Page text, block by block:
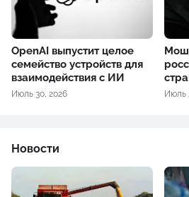
OpenAI выпустит целое
семейство устройств для
взаимодействия с ИИ
Июль 30, 2026 Июль
Новости